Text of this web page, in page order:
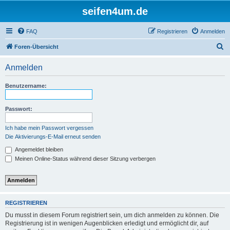
seifen4um.de
FAQ Anmelden
Registrieren
Foren-Übersicht
Anmelden
Benutzername:
Passwort:
Ich habe mein Passwort vergessen
Die Aktivierungs-E-Mail erneut senden
Angemeldet bleiben
Meinen Online-Status während dieser Sitzung verbergen
REGISTRIEREN
Du musst in diesem Forum registriert sein, um dich anmelden zu können. Die
Registrierung ist in wenigen Augenblicken erledigt und ermöglicht dir, auf